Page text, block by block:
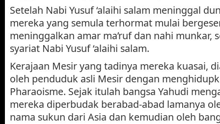
Setelah Nabi Yusuf ‘alaihi salam meninggal
mereka yang semula terhormat mulai
meninggalkan amar ma’ruf dan nahi munkar,
syariat Nabi Yusuf ‘alaihi salam.
Kerajaan Mesir yang tadinya mereka kuasai,
oleh penduduk asli Mesir dengan
Pharaoisme. Sejak itulah bangsa Yahudi
mereka diperbudak berabad-abad lamanya
nama sukun dari Asia dan kemudian oleh